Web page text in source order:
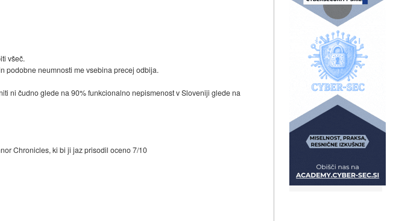
všeč.
podobne neumnosti me vsebina precej odbija.
ni čudno glede na 90% funkcionalno nepismenost v Sloveniji glede na
Chronicles, ki bi ji jaz prisodil oceno 7/10